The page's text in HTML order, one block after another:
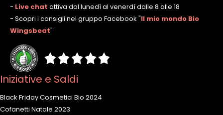
- Live chat attiva dal lunedì al venerdì dalle 8 alle 18
- Scopri i consigli nel gruppo Facebook "Il mio mondo Bio
Wingsbeat"
Iniziative e Saldi
Black Friday Cosmetici Bio 2024
Cofanetti Natale 2023